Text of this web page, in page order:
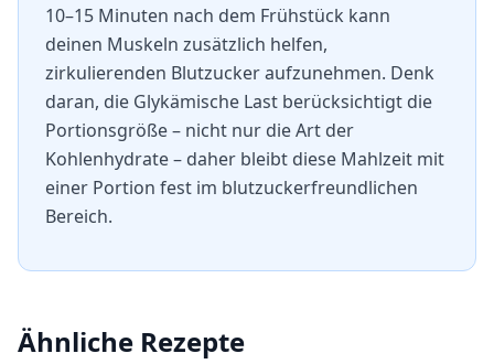
10–15 Minuten nach dem Frühstück kann
deinen Muskeln zusätzlich helfen,
zirkulierenden Blutzucker aufzunehmen. Denk
daran, die Glykämische Last berücksichtigt die
Portionsgröße – nicht nur die Art der
Kohlenhydrate – daher bleibt diese Mahlzeit mit
einer Portion fest im blutzuckerfreundlichen
Bereich.
Ähnliche Rezepte